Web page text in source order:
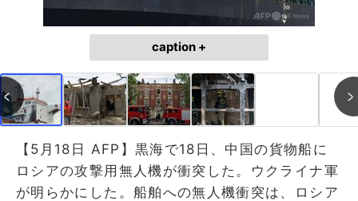
caption +
【5月18日 AFP】黒海で18日、中国の貨物船に
ロシアの攻撃用無人機が衝突した。ウクライナ軍
が明らかにした。船舶への無人機衝突は、ロシア